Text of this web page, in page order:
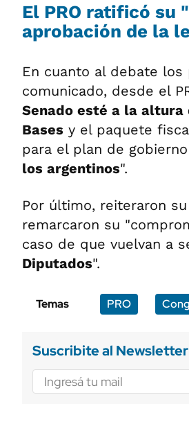
El PRO ratificó su
aprobación de la
En cuanto al debate
comunicado, desde el
Senado esté a la
Bases y el paquete
para el plan de
los argentinos".
Por último, reiteraron
remarcaron su
caso de que vuelvan a
Diputados".
Temas PRO
Suscribite al Newsletter